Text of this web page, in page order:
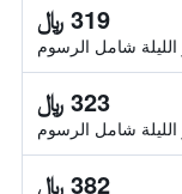
319 ﷼
شامل الرسوم
323 ﷼
شامل الرسوم
382 ﷼